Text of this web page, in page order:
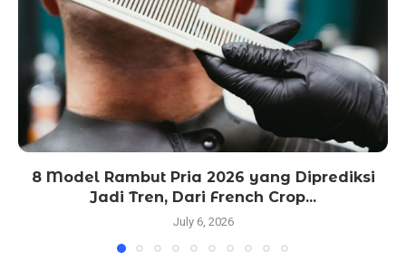
8 Model Rambut Pria 2026 yang Diprediksi
Jadi Tren, Dari French Crop...
July 6, 2026